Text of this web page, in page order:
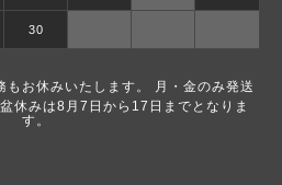
30
もお休みいたします。 月・金のみ発送
休みは8月7日から17日までとなりま
す。